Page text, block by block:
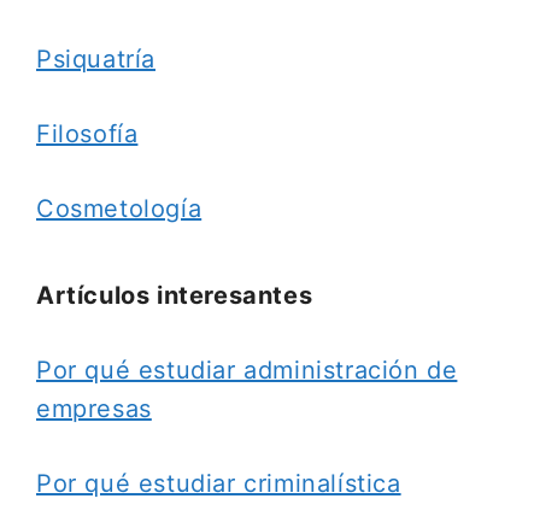
Psiquatría
Filosofía
Cosmetología
Artículos interesantes
Por qué estudiar administración de
empresas
Por qué estudiar criminalística